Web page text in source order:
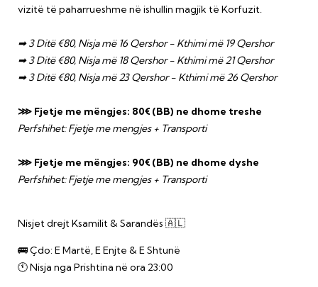
vizitë të paharrueshme në ishullin magjik të Korfuzit.
➡ 3 Ditë €80, Nisja më 16 Qershor - Kthimi më 19 Qershor
➡ 3 Ditë €80, Nisja më 18 Qershor - Kthimi më 21 Qershor
➡ 3 Ditë €80, Nisja më 23 Qershor - Kthimi më 26 Qershor
⋙ Fjetje me mëngjes: 80€ (BB) ne dhome treshe
Perfshihet: Fjetje me mengjes + Transporti
⋙ Fjetje me mëngjes: 90€ (BB) ne dhome dyshe
Perfshihet: Fjetje me mengjes + Transporti
Nisjet drejt Ksamilit & Sarandës 🇦🇱
🚌 Çdo: E Martë, E Enjte & E Shtunë
🕚 Nisja nga Prishtina në ora 23:00